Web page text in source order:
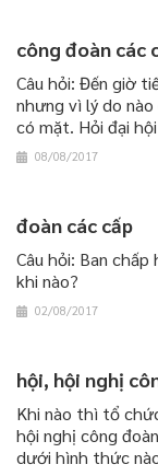
công đoàn các
Câu hỏi: Đến giờ
nhưng vì lý do
có mặt. Hỏi đại
08/08/2017
đoàn các cấp
Câu hỏi: Ban
khi nào?
02/08/2017
hội, hội nghị
Khi nào thì tổ
hội nghị công
dưới hình thức